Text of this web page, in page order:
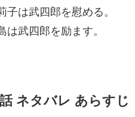
は武四郎を慰める。
武四郎を励ます。
ネタバレ あらすじ